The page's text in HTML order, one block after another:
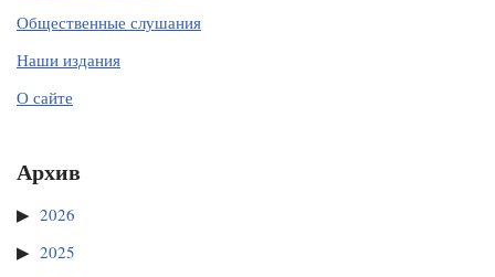
Общественные слушания
Наши издания
О сайте
Архив
2026
2025